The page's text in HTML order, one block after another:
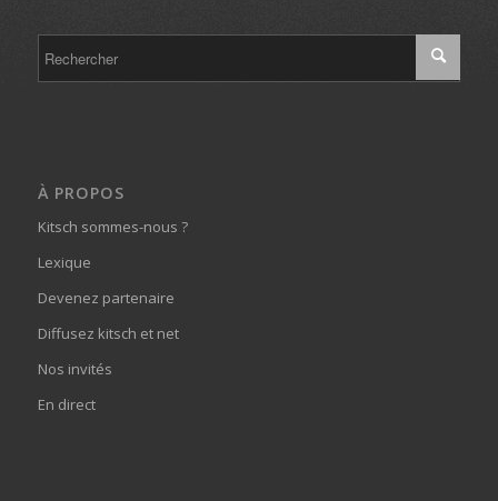
À PROPOS
Kitsch sommes-nous ?
Lexique
Devenez partenaire
Diffusez kitsch et net
Nos invités
En direct